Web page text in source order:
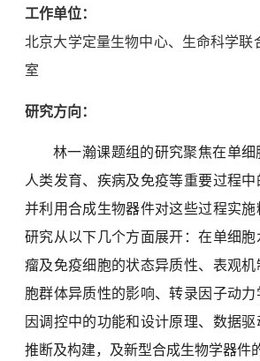
工作单位：
北京大学定量生物中心、生命科学联
室
研究方向：
林一瀚课题组的研究聚焦在单
人类发育、疾病及免疫等重要过程中
并利用合成生物器件对这些过程实施
研究从以下几个方面展开：在单细
瘤及免疫细胞的状态异质性、表观
胞群体异质性的影响、转录因子动
因调控中的功能和设计原理、数据
推断及构建，及新型合成生物学器件